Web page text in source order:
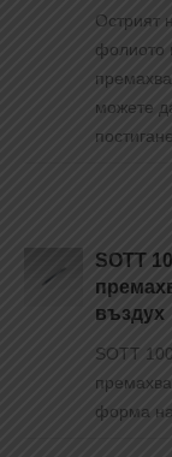
Острият
фолиото
можете
SOTT
въздух
SOTT
форма на